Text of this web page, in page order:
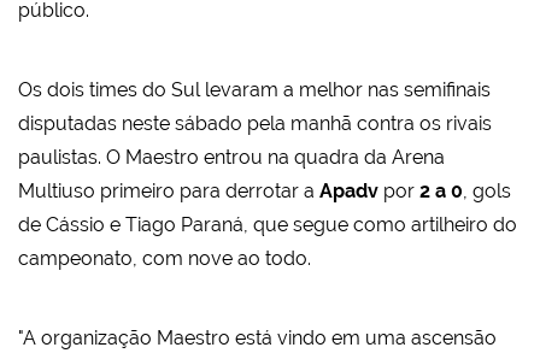
público.
Os dois times do Sul levaram a melhor nas semifinais
disputadas neste sábado pela manhã contra os rivais
paulistas. O Maestro entrou na quadra da Arena
Multiuso primeiro para derrotar a Apadv por 2 a 0, gols
de Cássio e Tiago Paraná, que segue como artilheiro do
campeonato, com nove ao todo.
"A organização Maestro está vindo em uma ascensão